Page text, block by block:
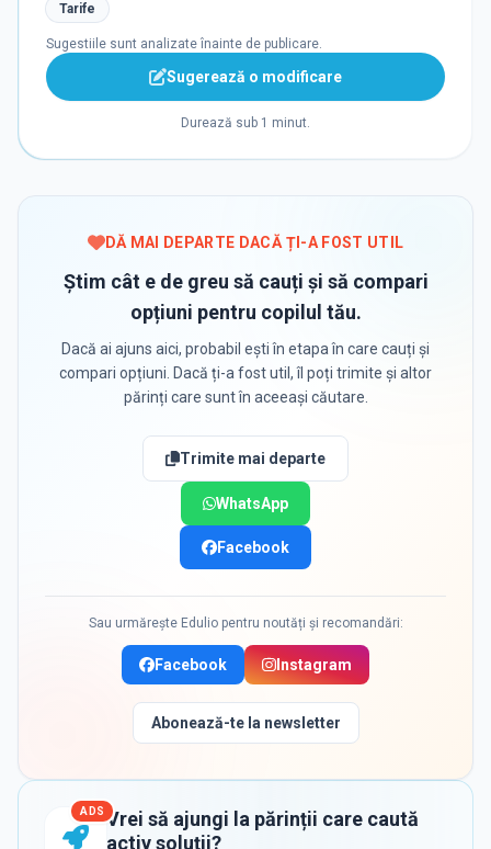
Tarife
Sugestiile sunt analizate înainte de publicare.
Sugerează o modificare
Durează sub 1 minut.
DĂ MAI DEPARTE DACĂ ȚI-A FOST UTIL
Știm cât e de greu să cauți și să compari
opțiuni pentru copilul tău.
Dacă ai ajuns aici, probabil ești în etapa în care cauți și
compari opțiuni. Dacă ți-a fost util, îl poți trimite și altor
părinți care sunt în aceeași căutare.
Trimite mai departe
WhatsApp
Facebook
Sau urmărește Edulio pentru noutăți și recomandări:
Facebook Instagram
Abonează-te la newsletter
ADS Vrei să ajungi la părinții care caută
activ soluții?